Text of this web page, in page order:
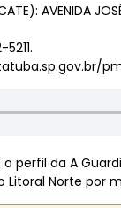
AVENIDA
perfil da A
Norte por